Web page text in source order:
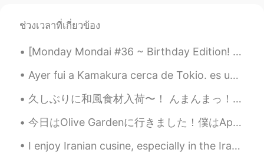
Joël ジョエル
very little water
Joël ジョエル 2021.06.20 04:11
normal Bougainvillea vine. It would grow
ช่วงเวลาที่เกี่ยวข้อง
[Monday Mondai #36 ~ Birthday Edition! 🎊] [マンデー問題 #36 ~ バースデー版！🎊] 皆さん、次の会話を読んで適切な答えを選んでください 🤔 後で...
Ayer fui a Kamakura cerca de Tokio. es un lugar muy hermoso y tranquilo. Tiene muchos templos y...
久しぶりに和風食材入荷〜！ んまんまっ！ マジで食べ過ぎてしまった！🤰🏻 Finally, I got some new Japanese ingredients! Yummy yummy ...
今日はOlive Gardenに行きました！僕はApple CrostadaとSpaghettiとSaladを食べました！美味しい！ Aujourd'hui, je suis allé à O...
I enjoy Iranian cusine, especially in the Iranian restaurants in the UK, they really generous wit...